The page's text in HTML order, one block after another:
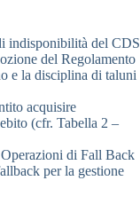
indisponibilità del CDS
del Regolamento
e la disciplina di taluni
acquisire
(cfr. Tabella 2 –
di Fall Back
per la gestione